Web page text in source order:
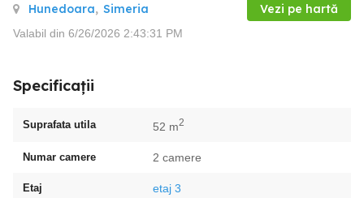
Hunedoara, Simeria Vezi pe hartă
Valabil din 6/26/2026 2:43:31 PM
Specificații
Suprafata utila 52 m2
Numar camere 2 camere
Etaj etaj 3